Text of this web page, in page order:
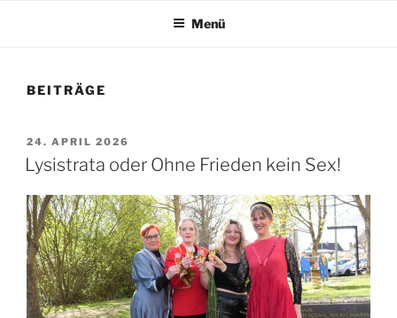
Menü
BEITRÄGE
VERÖFFENTLICHT
AM
24. APRIL 2026
Lysistrata oder Ohne Frieden kein Sex!